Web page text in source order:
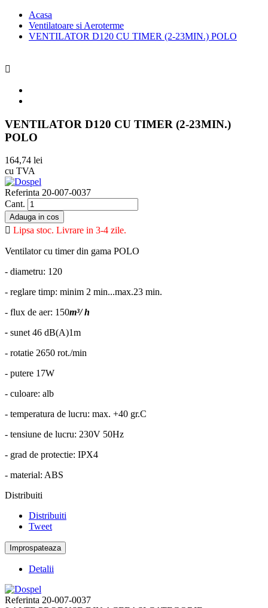
Acasa
Ventilatoare si Aeroterme
VENTILATOR D120 CU TIMER (2-23MIN.) POLO

VENTILATOR D120 CU TIMER (2-23MIN.)
POLO
164,74 lei
cu TVA
Referinta 20-007-0037
Cant.
Adauga in cos
 Lipsa stoc. Livrare in 3-4 zile.
Ventilator cu timer din gama POLO
- diametru: 120
- reglare timp: minim 2 min...max.23 min.
- flux de aer: 150m³/ h
- sunet 46 dB(A)1m
- rotatie 2650 rot./min
- putere 17W
- culoare: alb
- temperatura de lucru: max. +40 gr.C
- tensiune de lucru: 230V 50Hz
- grad de protectie: IPX4
- material: ABS
Distribuiti
Distribuiti
Tweet
Detalii
Referinta 20-007-0037